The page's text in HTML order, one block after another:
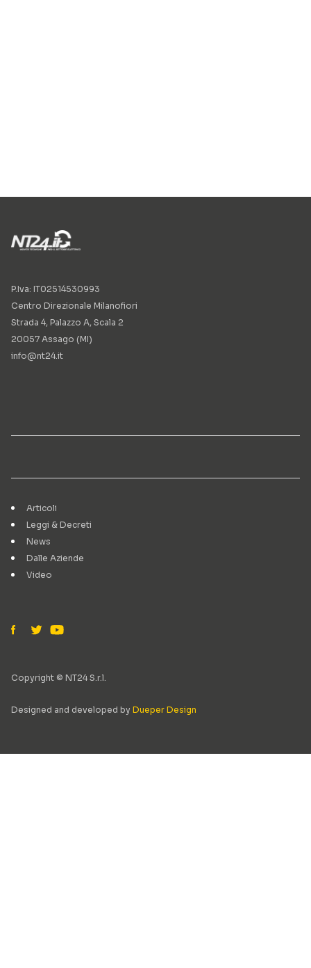
P.Iva: IT02514530993
Centro Direzionale Milanofiori
Strada 4, Palazzo A, Scala 2
20057 Assago (MI)
info@nt24.it
Articoli
Leggi & Decreti
News
Dalle Aziende
Video
Copyright © NT24 S.r.l.
Designed and developed by Dueper Design